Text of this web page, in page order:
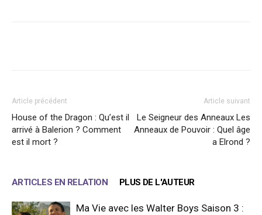
Article précédent
House of the Dragon : Qu’est il
arrivé à Balerion ? Comment
est il mort ?
Article suivant
Le Seigneur des Anneaux Les
Anneaux de Pouvoir : Quel âge
a Elrond ?
ARTICLES EN RELATION PLUS DE L'AUTEUR
Ma Vie avec les Walter Boys Saison 3 :